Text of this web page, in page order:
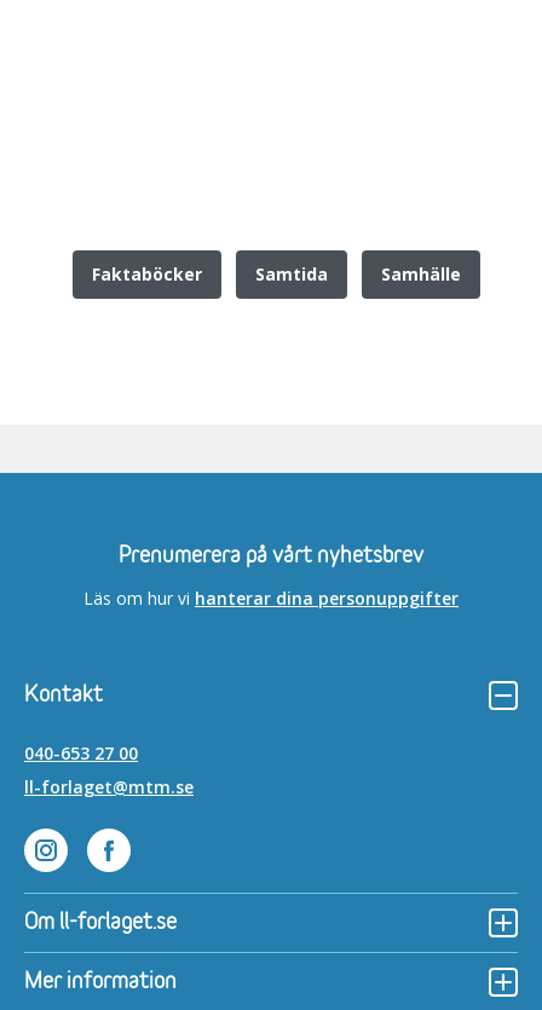
Faktaböcker Samtida Samhälle
Prenumerera på vårt nyhetsbrev
Läs om hur vi hanterar dina personuppgifter
Kontakt
040-653 27 00
ll-forlaget@mtm.se
Lättläst på Instagram
Om ll-forlaget.se
Mer information